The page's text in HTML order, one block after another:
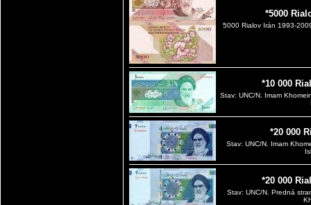
*5000
5000 Rialov Irán 1993-
*10 000
Stav: UNC/N. Imam
*20 000
Stav: UNC/N. Imam
*20 000
Stav: UNC/N. Predná